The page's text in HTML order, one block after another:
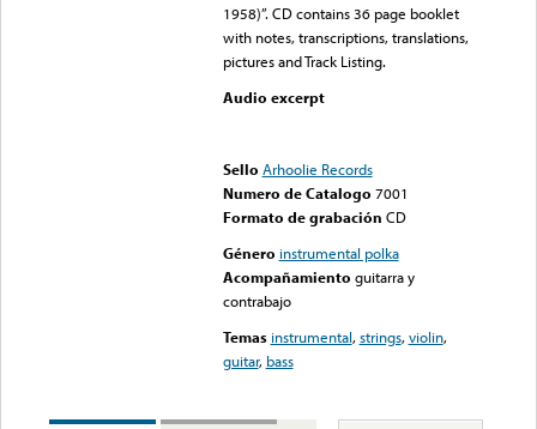
1958)”. CD contains 36 page booklet
with notes, transcriptions, translations,
pictures and Track Listing.
Audio excerpt
Sello Arhoolie Records
Numero de Catalogo 7001
Formato de grabación CD
Género instrumental polka
Acompañamiento guitarra y
contrabajo
Temas instrumental,strings,violin,
guitar, bass